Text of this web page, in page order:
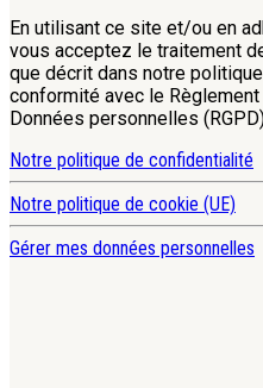
En utilisant ce site et/ou en
vous acceptez le traitement
que décrit dans notre
conformité avec le
Données personnelles
Notre politique de confidentialité
Notre politique de cookie (UE)
Gérer mes données personnelles